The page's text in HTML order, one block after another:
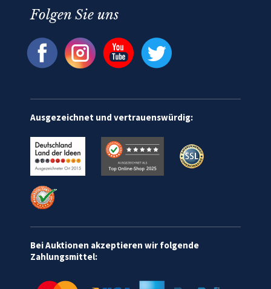
Folgen Sie uns
Ausgezeichnet und vertrauenswürdig:
Bei Auktionen akzeptieren wir folgende
Zahlungsmittel: